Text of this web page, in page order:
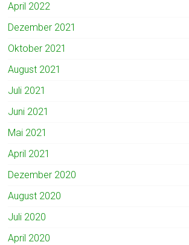
April 2022
Dezember 2021
Oktober 2021
August 2021
Juli 2021
Juni 2021
Mai 2021
April 2021
Dezember 2020
August 2020
Juli 2020
April 2020